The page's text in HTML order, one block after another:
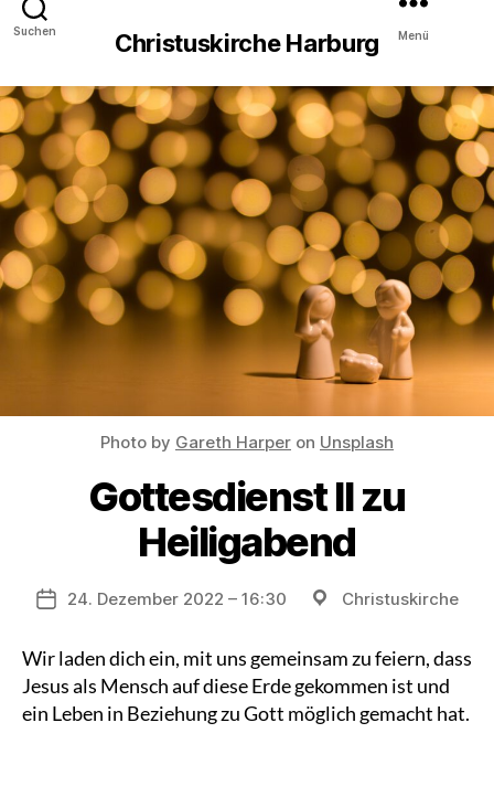
Suchen Christuskirche Harburg Menü
Photo by Gareth Harper on Unsplash
Gottesdienst II zu
Heiligabend
Datum24. Dezember 2022 – 16:30 Veranstaltungsort
Christuskirche
Wir laden dich ein, mit uns gemeinsam zu feiern, dass
Jesus als Mensch auf diese Erde gekommen ist und
ein Leben in Beziehung zu Gott möglich gemacht hat.